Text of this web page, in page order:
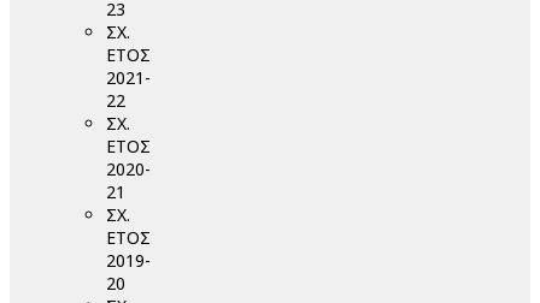
23
ΣΧ.
ΕΤΟΣ
2021-
22
ΣΧ.
ΕΤΟΣ
2020-
21
ΣΧ.
ΕΤΟΣ
2019-
20